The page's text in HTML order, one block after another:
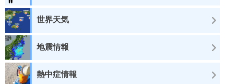
世界天気
地震情報
熱中症情報